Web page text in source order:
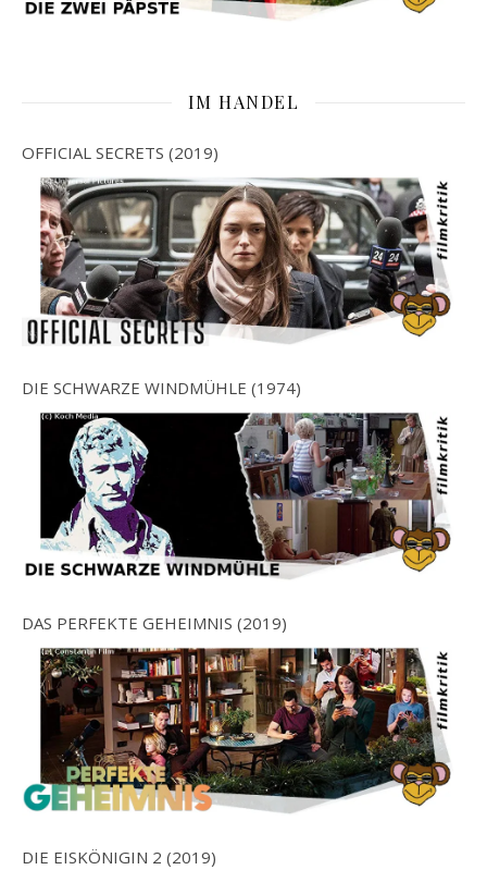
IM HANDEL
OFFICIAL SECRETS (2019)
DIE SCHWARZE WINDMÜHLE (1974)
DAS PERFEKTE GEHEIMNIS (2019)
DIE EISKÖNIGIN 2 (2019)